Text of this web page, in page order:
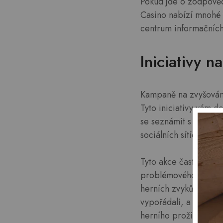
Casino nabízí
centrum
Iniciativy
Kampaně na
Tyto iniciativy vám
se seznámit s
sociálních sítích,
Tyto akce často
problémového
herních zvyků.
vypořádali, a
herního prožitku je